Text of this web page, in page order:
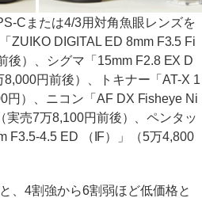
Cまたは4/3用対角魚眼レンズを
ZUIKO DIGITAL ED 8mm F3.5 Fi
後）、シグマ「15mm F2.8 EX D
円前後）、トキナー「AT-X 1
円）、ニコン「AF DX Fisheye Ni
実売7万8,100円前後）、ペンタッ
F3.5-4.5 ED （IF）」（5万4,800
、4割強から6割弱ほど低価格と